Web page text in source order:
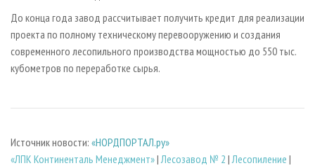
До конца года завод рассчитывает получить кредит для реализации
проекта по полному техническому перевооружению и создания
современного лесопильного производства мощностью до 550 тыс.
кубометров по переработке сырья.
Источник новости: «НОРДПОРТАЛ.ру»
«ЛПК Континенталь Менеджмент»|Лесозавод № 2 |Лесопиление |